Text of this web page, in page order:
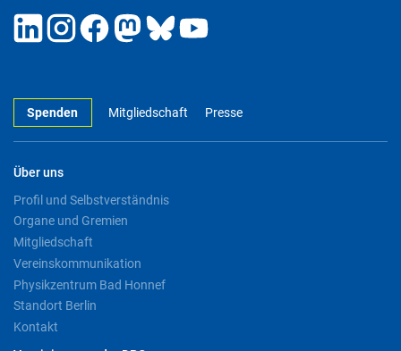
Spenden Mitgliedschaft Presse
Über uns
Profil und Selbstverständnis
Organe und Gremien
Mitgliedschaft
Vereinskommunikation
Physikzentrum Bad Honnef
Standort Berlin
Kontakt